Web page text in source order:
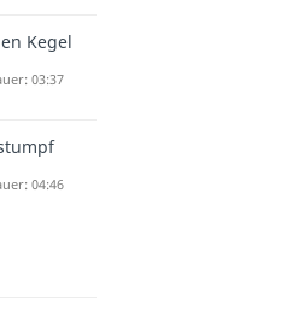
Kegel
03:37
04:46